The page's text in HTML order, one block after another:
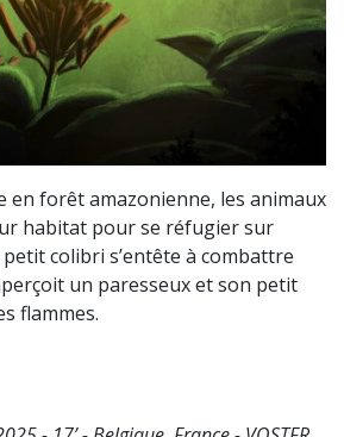
en forêt amazonienne, les animaux
habitat pour se réfugier sur
petit colibri s’entête à combattre
un paresseux et son petit
flammes.